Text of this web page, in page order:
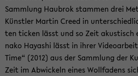
Samm­lung Hau­brok stam­men drei
Künst­ler Mar­tin Creed in
ten ti­cken lässt und so Zeit
na­ko Ha­ya­shi lässt in ihrer
Time“ (2012) aus der Samm­lung der
Zeit im Ab­wi­ckeln eines Woll­fa­dens